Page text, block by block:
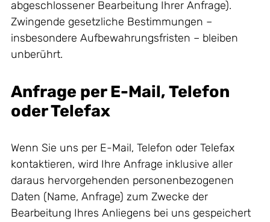
abgeschlossener Bearbeitung Ihrer Anfrage).
Zwingende gesetzliche Bestimmungen –
insbesondere Aufbewahrungsfristen – bleiben
unberührt.
Anfrage per E-Mail, Telefon
oder Telefax
Wenn Sie uns per E-Mail, Telefon oder Telefax
kontaktieren, wird Ihre Anfrage inklusive aller
daraus hervorgehenden personenbezogenen
Daten (Name, Anfrage) zum Zwecke der
Bearbeitung Ihres Anliegens bei uns gespeichert